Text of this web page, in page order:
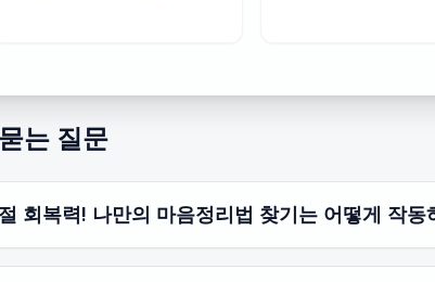
는 질문
회복력! 나만의 마음정리법 찾기는 어떻게 작동